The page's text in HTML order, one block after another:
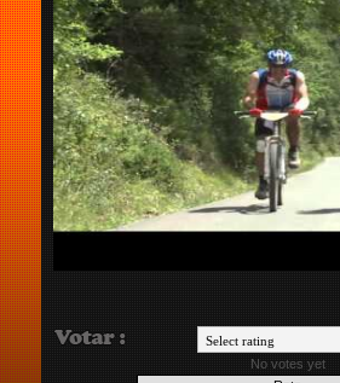
No votes yet